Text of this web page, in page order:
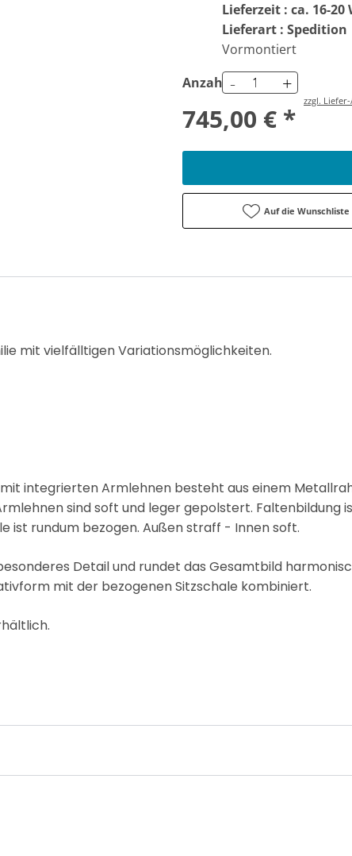
Lieferzeit : ca. 16-20
Lieferart : Spedition
Vormontiert
Anzahl - +
745,00 € *
zzgl.
Auf die Wunschliste
mit vielfälltigen Variationsmöglichkeiten.
integrierten Armlehnen besteht aus einem
sind soft und leger gepolstert. Faltenbildung
ist rundum bezogen. Außen straff - Innen soft.
Detail und rundet das Gesamtbild
mit der bezogenen Sitzschale kombiniert.